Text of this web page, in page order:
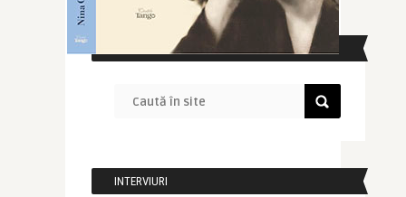
CAUTĂ ÎN SITE
INTERVIURI